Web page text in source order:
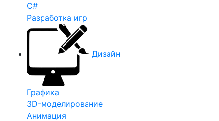
C#
Разработка игр
Дизайн
Графика
3D-моделирование
Анимация